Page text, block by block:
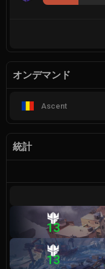
オンデマンド
Ascent
統計
13
13